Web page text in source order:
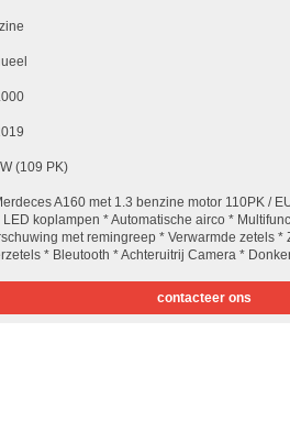
(109 PK)
A160 met 1.3 benzine motor 110PK /
koplampen * Automatische airco *
met remingreep * Verwarmde zetels
* Bleutooth * Achteruitrij Camera *
contacteer ons